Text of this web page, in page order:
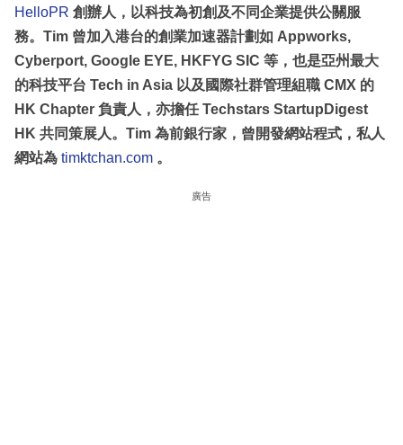
HelloPR 創辦人，以科技為初創及不同企業提供公關服
務。Tim 曾加入港台的創業加速器計劃如 Appworks,
Cyberport, Google EYE, HKFYG SIC 等，也是亞州最大
的科技平台 Tech in Asia 以及國際社群管理組職 CMX 的
HK Chapter 負責人，亦擔任 Techstars StartupDigest
HK 共同策展人。Tim 為前銀行家，曾開發網站程式， 私人
網站為 timktchan.com 。
廣告